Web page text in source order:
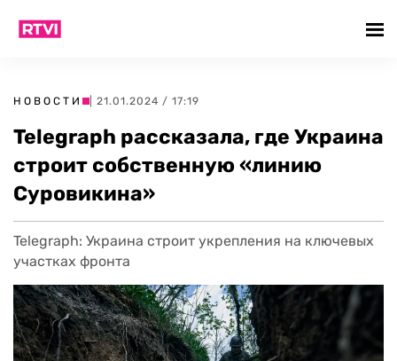
НОВОСТИ | 21.01.2024 / 17:19
Telegraph рассказала, где Украина
строит собственную «линию
Суровикина»
Telegraph: Украина строит укрепления на ключевых
участках фронта